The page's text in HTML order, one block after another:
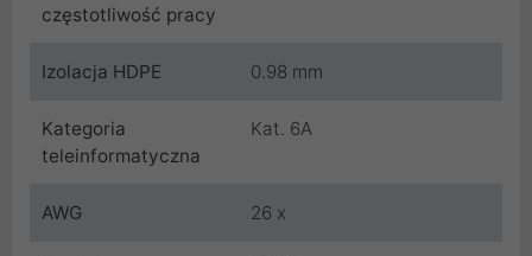
częstotliwość pracy
Izolacja HDPE 0.98 mm
Kategoria
teleinformatyczna
Kat. 6A
AWG 26 x